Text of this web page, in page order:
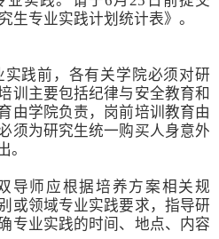
生专业实践计划统计表》。
践前，各有关学院必须对研
训主要包括纪律与安全教育和
由学院负责，岗前培训教育由
须为研究生统一购买人身意外
。
导师应根据培养方案相关规
或领域专业实践要求，指导研
专业实践的时间、地点、内容